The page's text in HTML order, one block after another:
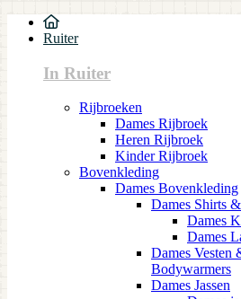
Ruiter
In Ruiter
Rijbroeken
Dames Rijbroek
Heren Rijbroek
Kinder Rijbroek
Bovenkleding
Dames Bovenkleding
Dames Shirts
Dames
Dames
Dames Vesten
Bodywarmers
Dames Jassen